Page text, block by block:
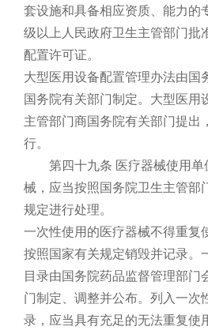
套设施和具备相应资质、能力的
级以上人民政府卫生主管部门批
配置许可证。
大型医用设备配置管理办法由国
国务院有关部门制定。大型医用
主管部门商国务院有关部门提出
行。
第四十九条 医疗器械使用
械，应当按照国务院卫生主管部
规定进行处理。
一次性使用的医疗器械不得重复
按照国家有关规定销毁并记录。
目录由国务院药品监督管理部门
门制定、调整并公布。列入一次
录，应当具有充足的无法重复使